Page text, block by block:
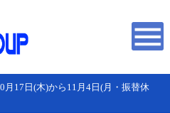
月17日(木)から11月4日(月・振替休